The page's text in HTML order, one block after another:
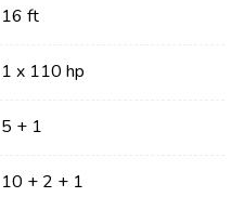
16 ft
1 x 110 hp
5 + 1
10 + 2 + 1